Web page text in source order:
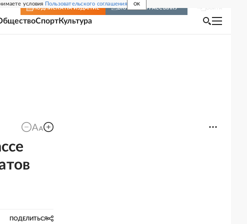
условия Пользовательского соглашения OK
ПОДПИСКА НА ИЗДАНИЕ ВКЛЮЧИТЬ РАССЫЛКУ
СпортКультура
ПОДЕЛИТЬСЯ